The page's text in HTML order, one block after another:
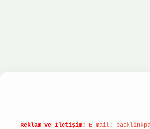
Reklam ve İletişim: E-mail: